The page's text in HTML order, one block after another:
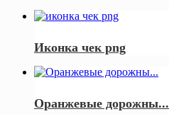
Иконка чек png
Оранжевые дорожны...